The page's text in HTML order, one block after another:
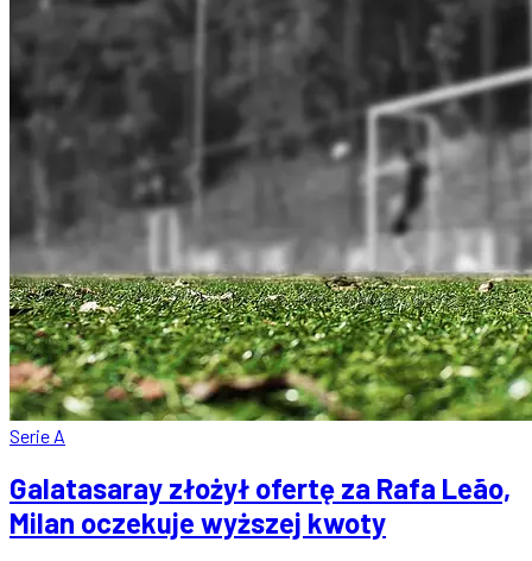
Serie A
Galatasaray złożył ofertę za Rafa Leão,
Milan oczekuje wyższej kwoty